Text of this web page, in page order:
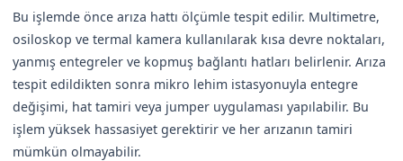
Bu işlemde önce arıza hattı ölçümle tespit edilir. Multimetre,
osiloskop ve termal kamera kullanılarak kısa devre noktaları,
yanmış entegreler ve kopmuş bağlantı hatları belirlenir. Arıza
tespit edildikten sonra mikro lehim istasyonuyla entegre
değişimi, hat tamiri veya jumper uygulaması yapılabilir. Bu
işlem yüksek hassasiyet gerektirir ve her arızanın tamiri
mümkün olmayabilir.